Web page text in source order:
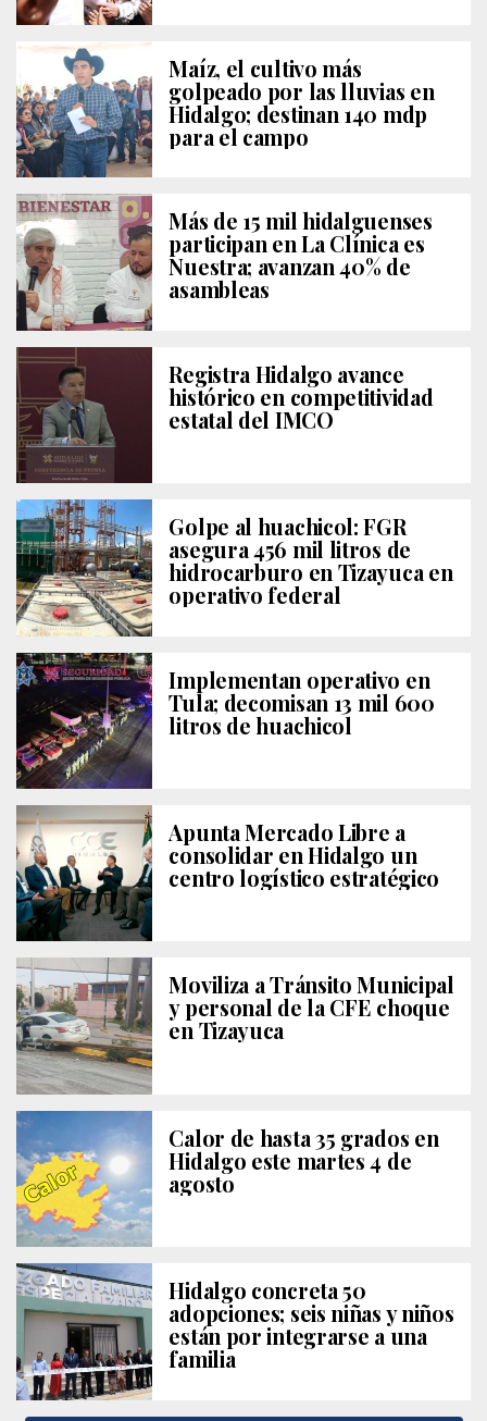
Maíz, el cultivo más
golpeado por las lluvias en
Hidalgo; destinan 140 mdp
para el campo
Más de 15 mil hidalguenses
participan en La Clínica es
Nuestra; avanzan 40% de
asambleas
Registra Hidalgo avance
histórico en competitividad
estatal del IMCO
Golpe al huachicol: FGR
asegura 456 mil litros de
hidrocarburo en Tizayuca en
operativo federal
Implementan operativo en
Tula; decomisan 13 mil 600
litros de huachicol
Apunta Mercado Libre a
consolidar en Hidalgo un
centro logístico estratégico
Moviliza a Tránsito Municipal
y personal de la CFE choque
en Tizayuca
Calor de hasta 35 grados en
Hidalgo este martes 4 de
agosto
Hidalgo concreta 50
adopciones; seis niñas y niños
están por integrarse a una
familia